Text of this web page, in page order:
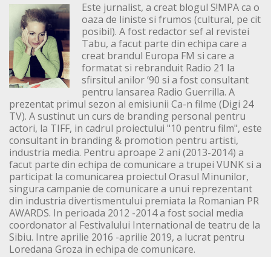
Este jurnalist, a creat blogul S!MPA ca o
oaza de liniste si frumos (cultural, pe cit
posibil). A fost redactor sef al revistei
Tabu, a facut parte din echipa care a
creat brandul Europa FM si care a
formatat si rebranduit Radio 21 la
sfirsitul anilor ‘90 si a fost consultant
pentru lansarea Radio Guerrilla. A
prezentat primul sezon al emisiunii Ca-n filme (Digi 24
TV). A sustinut un curs de branding personal pentru
actori, la TIFF, in cadrul proiectului "10 pentru film", este
consultant in branding & promotion pentru artisti,
industria media. Pentru aproape 2 ani (2013-2014) a
facut parte din echipa de comunicare a trupei VUNK si a
participat la comunicarea proiectul Orasul Minunilor,
singura campanie de comunicare a unui reprezentant
din industria divertismentului premiata la Romanian PR
AWARDS. In perioada 2012 -2014 a fost social media
coordonator al Festivalului International de teatru de la
Sibiu. Intre aprilie 2016 -aprilie 2019, a lucrat pentru
Loredana Groza in echipa de comunicare.